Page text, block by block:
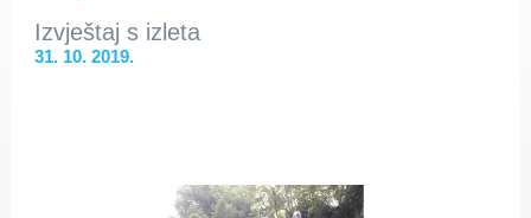
Izvještaj s izleta
31. 10. 2019.